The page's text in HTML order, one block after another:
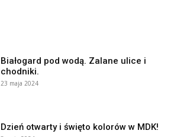
Białogard pod wodą. Zalane ulice i
chodniki.
23 maja 2024
Dzień otwarty i święto kolorów w MDK!